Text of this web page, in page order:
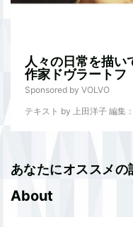
人々の日常を描い
作家ドヴラートフ
Sponsored by VOLVO
テキスト by 上田洋子 編集
あなたにオススメの
About